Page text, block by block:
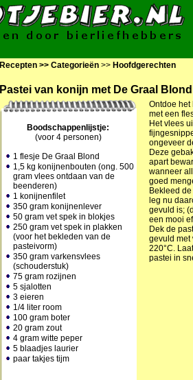
Recepten >> Categorieën >> Hoofdgerechten
Pastei van konijn met De Graal Blond
Boodschappenlijstje:
(voor 4 personen)
1 flesje De Graal Blond
1,5 kg konijnenbouten (ong. 500
gram vlees ontdaan van de
beenderen)
1 konijnenfilet
350 gram konijnenlever
50 gram vet spek in blokjes
250 gram vet spek in plakken
(voor het bekleden van de
pasteivorm)
350 gram varkensvlees
(schouderstuk)
75 gram rozijnen
5 sjalotten
3 eieren
1/4 liter room
100 gram boter
20 gram zout
4 gram witte peper
5 blaadjes laurier
paar takjes tijm
Ontdoe
met een
Het vlees
ongeveer
Deze
apart
wanneer
goed
Bekleed
leg nu
gevuld is;
een mooi
Dek de
gevuld met
220°C.
pastei in